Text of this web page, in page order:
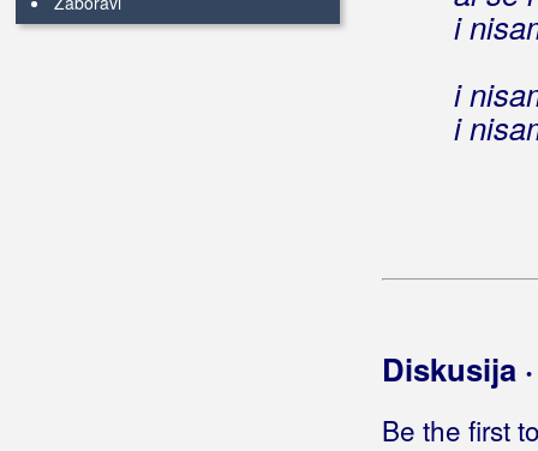
Začarani krug
i
i
i
Diskusija
Be the first